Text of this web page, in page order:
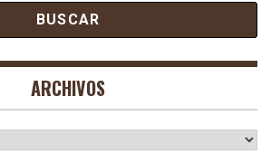
ARCHIVOS